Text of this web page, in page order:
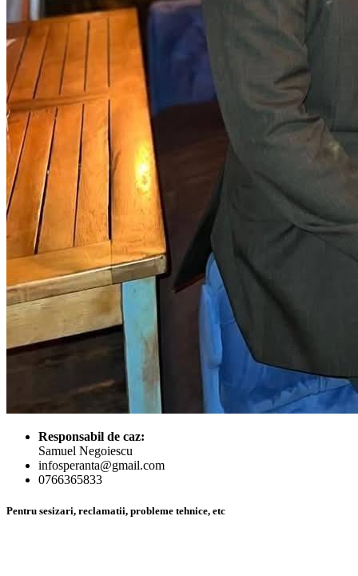
Responsabil de caz:
Samuel Negoiescu
infosperanta@gmail.com
0766365833
Pentru sesizari, reclamatii, probleme tehnice, etc